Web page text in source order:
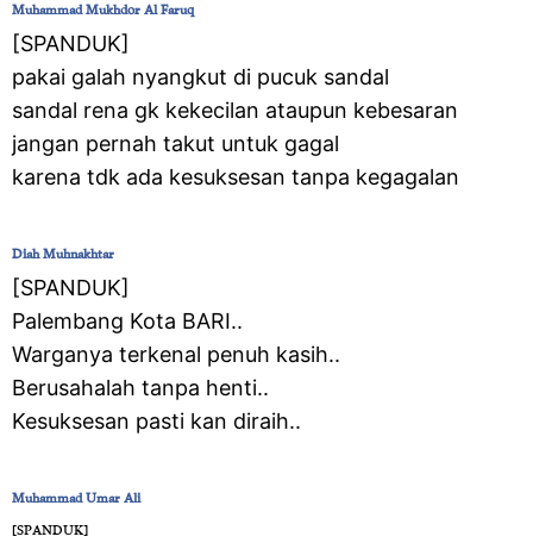
Muhammad Mukhdor Al Faruq
‎[SPANDUK]
pakai galah nyangkut di pucuk sandal
sandal rena gk kekecilan ataupun kebesaran
jangan pernah takut untuk gagal
karena tdk ada kesuksesan tanpa kegagalan
Diah Muhnakhtar
‎[SPANDUK]
Palembang Kota BARI..
Warganya terkenal penuh kasih..
Berusahalah tanpa henti..
Kesuksesan pasti kan diraih..
Muhammad Umar Ali
‎[SPANDUK]